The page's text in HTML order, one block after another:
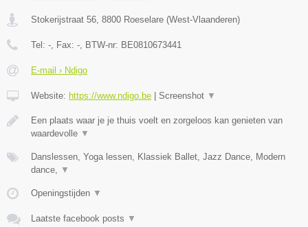
Stokerijstraat 56 8800 Roeselare (West-Vlaanderen)
Tel: - , Fax: - , BTW-nr: BE0810673441
E-mail › Ndigo
Website: https://www.ndigo.be Screenshot ▼
Een plaats waar je je thuis voelt en zorgeloos kan genieten van
waardevolle ▼
Danslessen, Yoga lessen, Klassiek Ballet, Jazz Dance, Modern
dance,
▼
Openingstijden ▼
Laatste facebook posts ▼